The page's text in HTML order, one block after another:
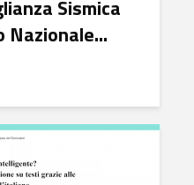
Sismica
Nazionale...